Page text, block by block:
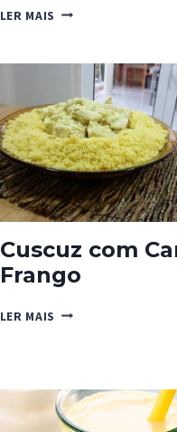
LER MAIS GHEE
Cuscuz com
Frango
LER MAIS CUSCUZ
FRANGO